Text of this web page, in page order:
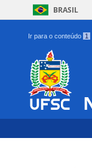
BRASIL
Ir para o conteúdo 1